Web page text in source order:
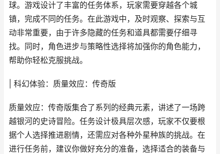
球。游戏设计了丰富的任务体系，玩家需要穿越各个城
镇，完成不同的任务。在此游戏中，及时观察、探索与互
动非常重要，由于许多隐藏的任务和道具都需要仔细寻
找。同时，角色进步与策略性选择将加强你的角色能力，
帮助你轻松克服挑战。
| 科幻体验：质量效应：传奇版
质量效应：传奇版集合了系列的经典元素，讲述了一场跨
越银河的史诗冒险。任务设计极具层次感，玩家不仅要根
据个人选择推进剧情，还需应对各种外星种族的挑战。在
进行任务前，建议你做好充分的准备，选择适合的装备与